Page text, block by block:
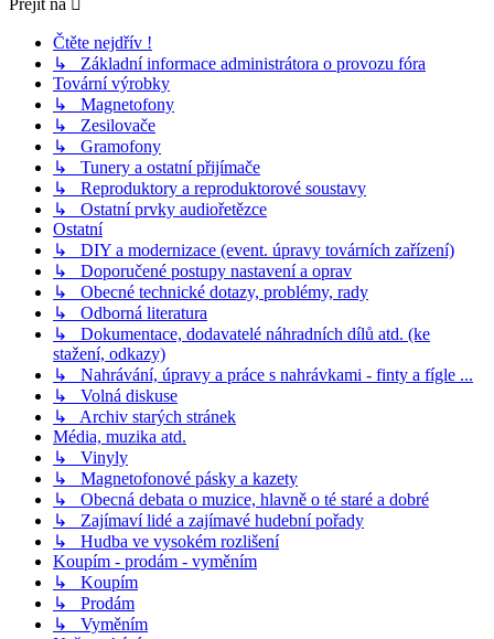
Přejít na
Čtěte nejdřív !
↳ Základní informace administrátora o provozu fóra
Tovární výrobky
↳ Magnetofony
↳ Zesilovače
↳ Gramofony
↳ Tunery a ostatní přijímače
↳ Reproduktory a reproduktorové soustavy
↳ Ostatní prvky audiořetězce
Ostatní
↳ DIY a modernizace (event. úpravy továrních zařízení)
↳ Doporučené postupy nastavení a oprav
↳ Obecné technické dotazy, problémy, rady
↳ Odborná literatura
↳ Dokumentace, dodavatelé náhradních dílů atd. (ke
stažení, odkazy)
↳ Nahrávání, úpravy a práce s nahrávkami - finty a fígle ...
↳ Volná diskuse
↳ Archiv starých stránek
Média, muzika atd.
↳ Vinyly
↳ Magnetofonové pásky a kazety
↳ Obecná debata o muzice, hlavně o té staré a dobré
↳ Zajímaví lidé a zajímavé hudební pořady
↳ Hudba ve vysokém rozlišení
Koupím - prodám - vyměním
↳ Koupím
↳ Prodám
↳ Vyměním